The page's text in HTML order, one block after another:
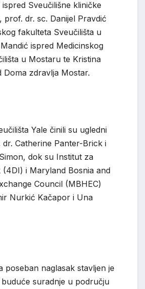
Sveučilišne kliničke
prof. dr. sc. Danijel Pravdić
fakulteta Sveučilišta u
ispred Medicinskog
u Mostaru te Kristina
Doma zdravlja Mostar.
Yale činili su ugledni
Catherine Panter-Brick i
dok su Institut za
(4DI) i Maryland Bosnia and
Council (MBHEC)
Nurkić Kačapor i Una
poseban naglasak stavljen je
suradnje u području